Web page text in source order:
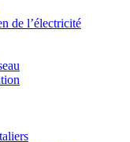
de l’électricité